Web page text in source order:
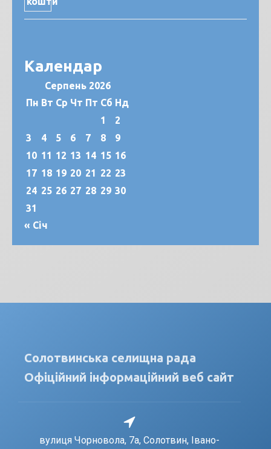
Календар
Серпень 2026
Пн Вт Ср Чт Пт Сб Нд
1
2
3
4 5 6 7 8
9
10 11 12 13 14 15 16
17 18 19 20 21 22 23
24 25 26 27 28 29 30
31
« Січ
Солотвинська селищна рада
Офіційний інформаційний веб сайт
вулиця Чорновола, 7a, Солотвин, Івано-